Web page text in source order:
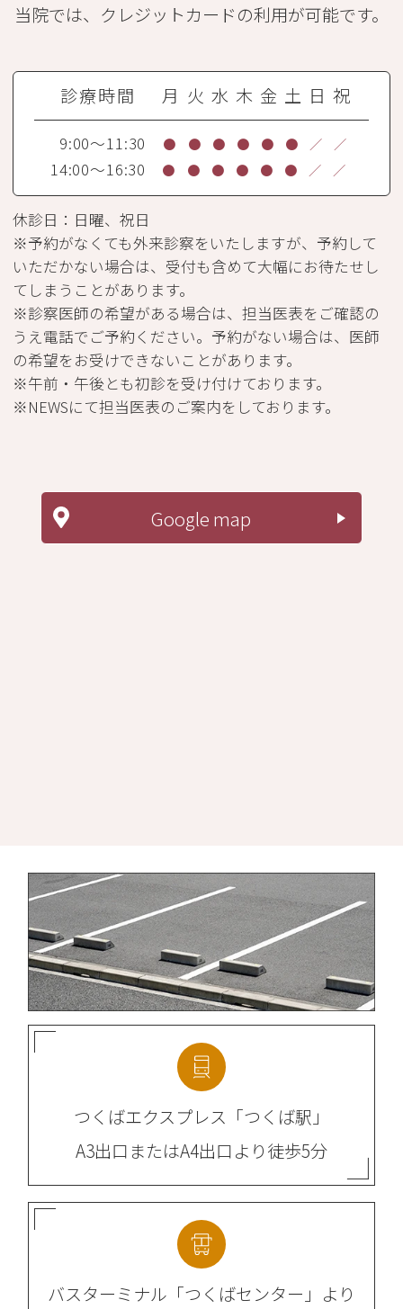
当院では、クレジットカードの利用が可能です。
診療時間 月 火 水 木 金 土 日 祝
9:00～11:30 ● ● ● ● ● ● ／ ／
14:00～16:30 ● ● ● ● ● ● ／ ／
休診日：日曜、祝日
※予約がなくても外来診察をいたしますが、予約して
いただかない場合は、受付も含めて大幅にお待たせし
てしまうことがあります。
※診察医師の希望がある場合は、担当医表をご確認の
うえ電話でご予約ください。予約がない場合は、医師
の希望をお受けできないことがあります。
※午前・午後とも初診を受け付けております。
※NEWSにて担当医表のご案内をしております。
Google map
つくばエクスプレス 「つくば駅」
A3出口またはA4出口より徒歩5分
バスターミナル 「つくばセンター」より